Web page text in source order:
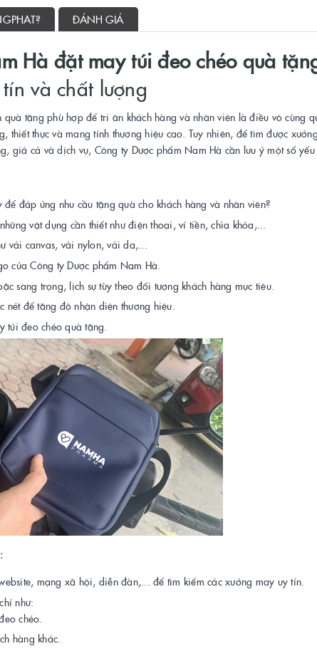
ĐÁNH GIÁ
Hà đặt may túi đeo chéo quà
và chất lượng
tặng phù hợp để tri ân khách hàng và nhân viên là điều vô cùng
thiết thực và mang tính thương hiệu cao. Tuy nhiên, để tìm được
giá cả và dịch vụ, Công ty Dược phẩm Nam Hà cần lưu ý một số yếu
để đáp ứng nhu cầu tặng quà cho khách hàng và nhân viên?
vật dụng cần thiết như điện thoại, ví tiền, chìa khóa,...
vải canvas, vải nylon, vải da,...
của Công ty Dược phẩm Nam Hà.
sang trọng, lịch sự tùy theo đối tượng khách hàng mục tiêu.
nét để tăng độ nhận diện thương hiệu.
túi đeo chéo quà tặng.
mạng xã hội, diễn đàn,... để tìm kiếm các xưởng may uy tín.
như:
chéo.
hàng khác.